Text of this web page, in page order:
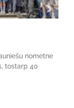
nometne
tostarp 40